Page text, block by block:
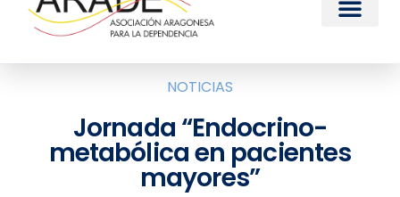
NOTICIAS
Jornada “Endocrino-
metabólica en pacientes
mayores”